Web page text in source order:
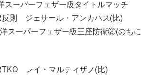
スーパーフェザー級タイトルマッチ
則 ジェサール・アンカハス(比)
スーパーフェザー級王座防衛②(のちに
レイ・マルティザノ(比)